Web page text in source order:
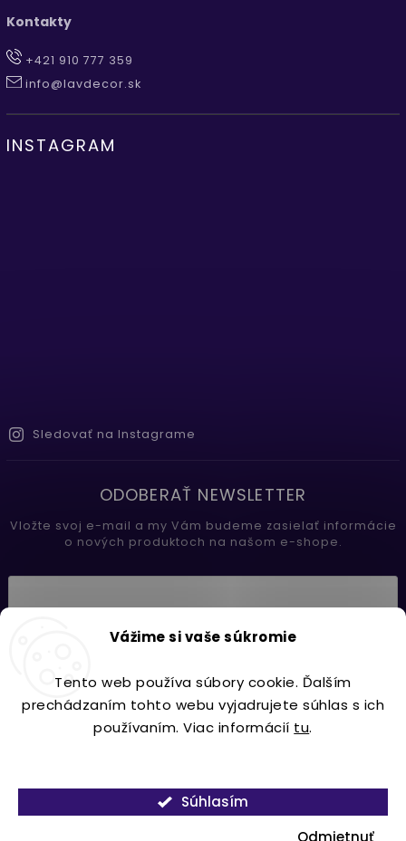
Vážime si vaše súkromie
Tento web používa súbory cookie. Ďalším
prechádzaním tohto webu vyjadrujete súhlas s ich
používaním. Viac informácií tu.
Odmietnuť
Súhlasím
Kontakty
+421 910 777 359
info@lavdecor.sk
INSTAGRAM
Sledovať na Instagrame
ODOBERAŤ NEWSLETTER
Vložte svoj e-mail a my Vám budeme zasielať informácie
o nových produktoch na našom e-shope.
Prihlásiť sa
Copyright 2026Lavdecor.sk. Všetky práva vyhradené.
VytvořilShoptet| DesignShoptak.cz.